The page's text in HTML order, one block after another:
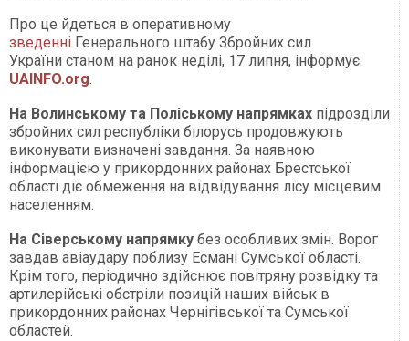
Про це йдеться в оперативному
зведенні Генерального штабу Збройних сил
України станом на ранок неділі, 17 липня, інформує
UAINFO.org.
На Волинському та Поліському напрямках підрозділи
збройних сил республіки білорусь продовжують
виконувати визначені завдання. За наявною
інформацією у прикордонних районах Брестської
області діє обмеження на відвідування лісу місцевим
населенням.
На Сіверському напрямку без особливих змін. Ворог
завдав авіаудару поблизу Есмані Сумської області.
Крім того, періодично здійснює повітряну розвідку та
артилерійські обстріли позицій наших військ в
прикордонних районах Чернігівської та Сумської
областей.